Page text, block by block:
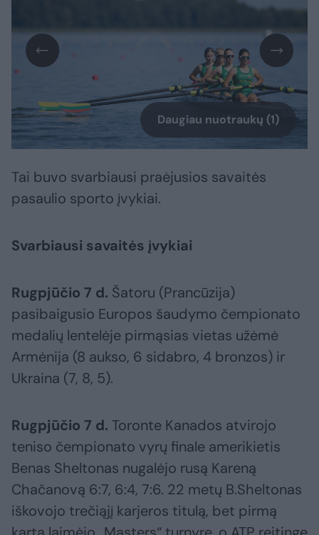
Daugiau nuotraukų (1)
Tai buvo svarbiausi praėjusios savaitės
pasaulio sporto įvykiai.
Svarbiausi savaitės įvykiai
Rugpjūčio 7 d. Šatoru (Prancūzija)
pasibaigusio Europos šaudymo čempionato
medalių lentelėje pirmąsias vietas užėmė
Armėnija (8 aukso, 6 sidabro, 4 bronzos) ir
Ukraina (7, 8, 5).
Rugpjūčio 7 d. Toronte Kanados atvirojo
teniso čempionato vyrų finale amerikietis
Benas Sheltonas nugalėjo rusą Kareną
Chačanovą 6:7, 6:4, 7:6. 22 metų B.Sheltonas
iškovojo trečiąjį karjeros titulą, bet pirmą